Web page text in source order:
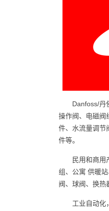
Danfoss/丹
操作阀、电磁阀
件、水流量调节
件等。
民用和商用
组、公寓 供暖
阀、球阀、换热
工业自动化